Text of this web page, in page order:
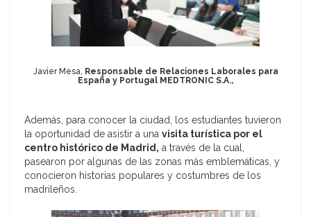
Javier Mesa, Responsable de Relaciones Laborales para
España y Portugal MEDTRONIC S.A.,
Además, para conocer la ciudad, los estudiantes tuvieron
la oportunidad de asistir a una visita turística por el
centro histórico de Madrid, a través de la cual,
pasearon por algunas de las zonas más emblemáticas, y
conocieron historias populares y costumbres de los
madrileños.